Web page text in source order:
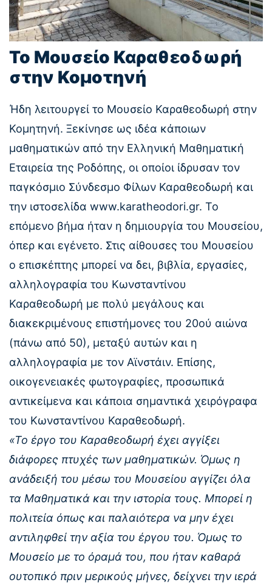
Το Μουσείο Καραθεοδωρή
στην Κομοτηνή
Ήδη λειτουργεί το Μουσείο Καραθεοδωρή στην
Κομητηνή. Ξεκίνησε ως ιδέα κάποιων
μαθηματικών από την Ελληνική Μαθηματική
Εταιρεία της Ροδόπης, οι οποίοι ίδρυσαν τον
παγκόσμιο Σύνδεσμο Φίλων Καραθεοδωρή και
την ιστοσελίδα www.karatheodori.gr. To
επόμενο βήμα ήταν η δημιουργία του Μουσείου,
όπερ και εγένετο. Στις αίθουσες του Μουσείου
ο επισκέπτης μπορεί να δει, βιβλία, εργασίες,
αλληλογραφία του Κωνσταντίνου
Καραθεοδωρή με πολύ μεγάλους και
διακεκριμένους επιστήμονες του 20ού αιώνα
(πάνω από 50), μεταξύ αυτών και η
αλληλογραφία με τον Αϊνστάιν. Επίσης,
οικογενειακές φωτογραφίες, προσωπικά
αντικείμενα και κάποια σημαντικά χειρόγραφα
του Κωνσταντίνου Καραθεοδωρή.
«Το έργο του Καραθεοδωρή έχει αγγίξει
διάφορες πτυχές των μαθηματικών. Όμως η
ανάδειξή του μέσω του Μουσείου αγγίζει όλα
τα Μαθηματικά και την ιστορία τους. Μπορεί η
πολιτεία όπως και παλαιότερα να μην έχει
αντιληφθεί την αξία του έργου του. Όμως το
Μουσείο με το όραμά του, που ήταν καθαρά
ουτοπικό πριν μερικούς μήνες, δείχνει την ιερά